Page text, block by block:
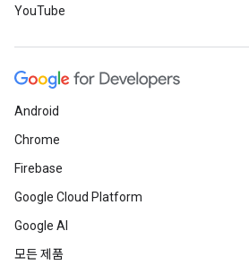
YouTube
Android
Chrome
Firebase
Google Cloud Platform
Google AI
모든 제품